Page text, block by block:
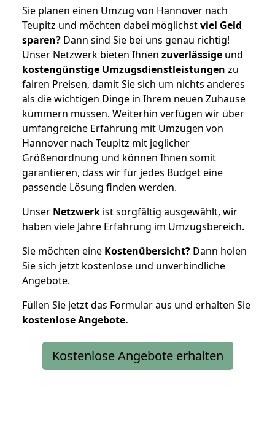
Sie planen einen Umzug von Hannover nach
Teupitz und möchten dabei möglichstviel Geld
sparen? Dann sind Sie bei uns genau richtig!
Unser Netzwerk bieten Ihnen zuverlässige und
kostengünstige Umzugsdienstleistungen zu
fairen Preisen, damit Sie sich um nichts anderes
als die wichtigen Dinge in Ihrem neuen Zuhause
kümmern müssen. Weiterhin verfügen wir über
umfangreiche Erfahrung mit Umzügen von
Hannover nach Teupitz mit jeglicher
Größenordnung und können Ihnen somit
garantieren, dass wir für jedes Budget eine
passende Lösung finden werden.
Unser Netzwerk ist sorgfältig ausgewählt, wir
haben viele Jahre Erfahrung im Umzugsbereich.
Sie möchten eine Kostenübersicht? Dann holen
Sie sich jetzt kostenlose und unverbindliche
Angebote.
Füllen Sie jetzt das Formular aus und erhalten Sie
kostenloseAngebote.
Kostenlose Angebote erhalten